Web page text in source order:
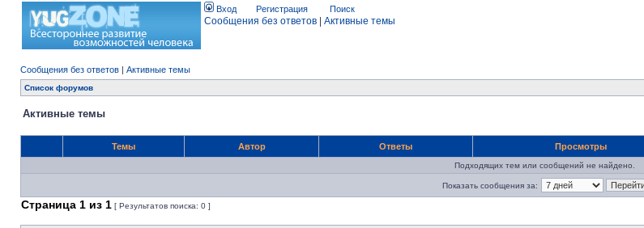
Вход Регистрация Поиск
Сообщения без ответов Активные темы
Сообщения без ответов | Активные темы
Список форумов
Активные темы
Темы Автор Ответы Просмотры
Подходящих тем или сообщений не найдено.
Показать сообщения за:
Страница 1 из 1 [ Результатов поиска: 0 ]